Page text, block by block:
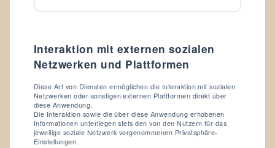
Daten:
Interaktion mit externen sozialen
Netzwerken und Plattformen
Diese Art von Diensten ermöglichen die Interaktion mit sozialen
Netzwerken oder sonstigen externen Plattformen direkt über
diese Anwendung.
Die Interaktion sowie die über diese Anwendung erhobenen
Informationen unterliegen stets den von den Nutzern für das
jeweilige soziale Netzwerk vorgenommenen Privatsphäre-
Einstellungen.